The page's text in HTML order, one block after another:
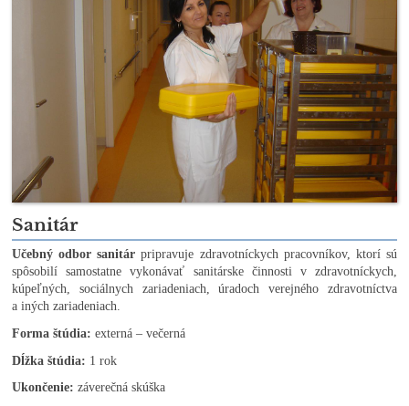
Sanitár
Učebný odbor sanitár pripravuje zdravotníckych pracovníkov, ktorí sú
spôsobilí samostatne vykonávať sanitárske činnosti v zdravotníckych,
kúpeľných, sociálnych zariadeniach, úradoch verejného zdravotníctva
a iných zariadeniach.
Forma štúdia: externá – večerná
Dĺžka štúdia: 1 rok
Ukončenie: záverečná skúška